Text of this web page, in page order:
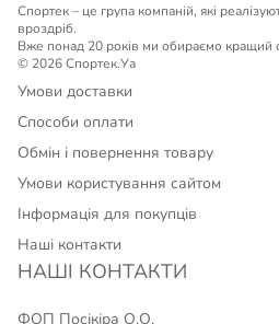
Спортек – це група компаній, які
вроздріб.
Вже понад 20 років ми обираємо кращий
© 2026 Спортек.Уа
Умови доставки
Способи оплати
Обмін і повернення товару
Умови користування сайтом
Інформація для покупців
Наші контакти
НАШІ КОНТАКТИ
ФОП Посікіра О.О.